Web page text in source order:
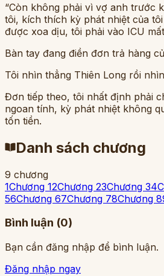
“Còn không phải vì vợ anh trước
tôi, kích thích kỳ phát nhiệt của
được xoa dịu, tôi phải vào ICU
Bàn tay đang điền đơn trả hàng
Tôi nhìn thẳng Thiên Long rồi
Đơn tiếp theo, tôi nhất định phải
ngoan tính, kỳ phát nhiệt không
tốn tiền.
Danh sách chương
9 chương
1Chương 12Chương 23Chương 34
56Chương 67Chương 78Chương 8
Bình luận (0)
Bạn cần đăng nhập để bình luận.
Đăng nhập ngay